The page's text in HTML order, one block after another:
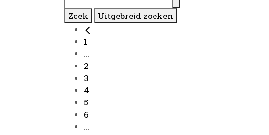
Zoek Uitgebreid zoeken
1
...
2
3
4
5
6
...